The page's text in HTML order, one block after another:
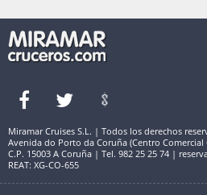
Miramar Cruises S.L. | Todos los derechos
Avenida do Porto da Coruña (Centro Comercial
C.P. 15003 A Coruña | Tel. 982 25 25 74 |
REAT: XG-CO-655